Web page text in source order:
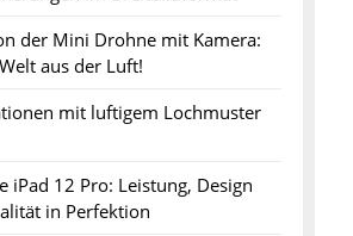
der Mini Drohne mit Kamera:
aus der Luft!
mit luftigem Lochmuster
iPad 12 Pro: Leistung, Design
in Perfektion